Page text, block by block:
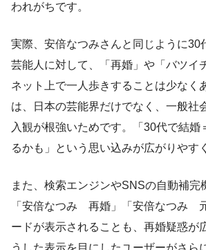
われがちです。
実際、安倍なつみさんと同じように30
芸能人に対して、「再婚」や「バツイ
ネット上で一人歩きすることは少なく
は、日本の芸能界だけでなく、一般社
入観が根強いためです。「30代で結婚
るかも」という思い込みが広がりやす
また、検索エンジンやSNSの自動補完
「安倍なつみ 再婚」「安倍なつみ
ードが表示されることも、再婚疑惑が
うした表示を目にしたユーザーがさら